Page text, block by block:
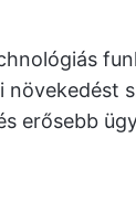
erősebb